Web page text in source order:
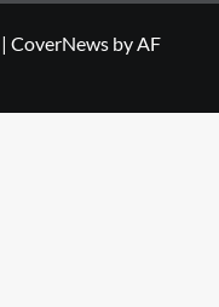
| CoverNews by AF